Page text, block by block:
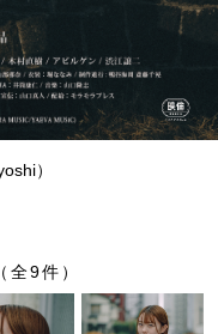
）
全9件）